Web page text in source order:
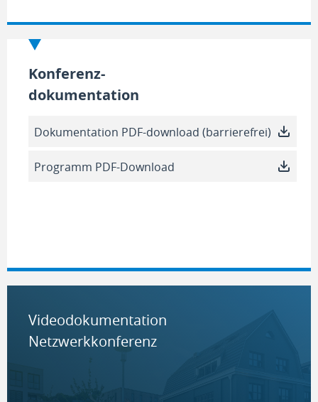
Konferenz-
dokumentation
Dokumentation PDF-download (barrierefrei)
Programm PDF-Download
Videodokumentation
Netzwerkkonferenz